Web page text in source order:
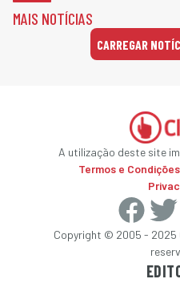
MAIS NOTÍCIAS
CARREGAR
A utilização deste site
Termos e Condições
Copyright © 2005 - 2025